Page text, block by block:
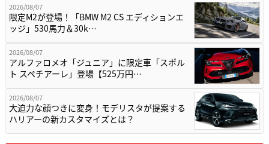
2026/08/07
限定M2が登場！「BMW M2 CS エディションエ
ッジ」530馬力＆30k…
2026/08/07
アルファロメオ「ジュニア」に限定車「スポル
ト スペチアーレ」登場【525万円…
2026/08/07
大迫力な顔つきに変身！モデリスタが提案する
ハリアーの新カスタマイズとは？